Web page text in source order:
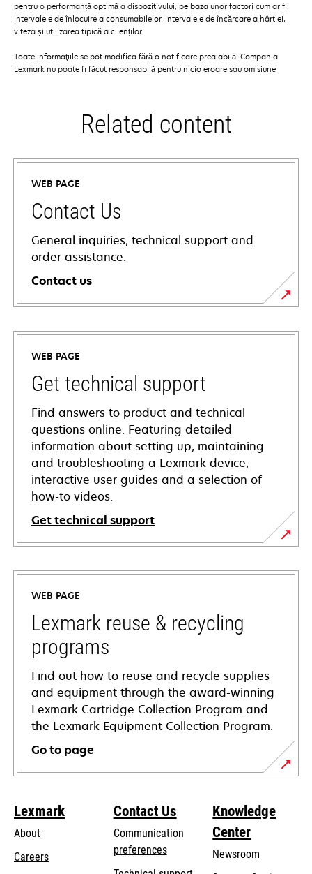
pentru o performanță optimă a dispozitivului, pe baza unor factori cum ar fi:
intervalele de înlocuire a consumabilelor, intervalele de încărcare a hârtiei,
viteza și utilizarea tipică a clienților.
Toate informaţiile se pot modifica fără o notificare prealabilă. Compania
Lexmark nu poate fi făcut responsabilă pentru nicio eroare sau omisiune
Related content
WEB PAGE
Contact Us
General inquiries, technical support and
order assistance.
Contact us
WEB PAGE
Get technical support
Find answers to product and technical
questions online. Featuring detailed
information about setting up, maintaining
and troubleshooting a Lexmark device,
interactive user guides and a selection of
how-to videos.
Get technical support
opens
in
new
tab
WEB PAGE
Lexmark reuse & recycling
programs
Find out how to reuse and recycle supplies
and equipment through the award-winning
Lexmark Cartridge Collection Program and
the Lexmark Equipment Collection Program.
Go to page
Lexmark
About
Careers
Contact Us
Communication
preferences
Knowledge
Center
Newsroom